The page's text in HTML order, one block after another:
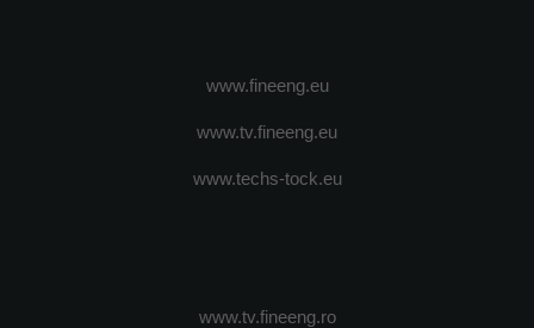
www.fineeng.eu
www.tv.fineeng.eu
www.techs-tock.eu
www.tv.fineeng.ro